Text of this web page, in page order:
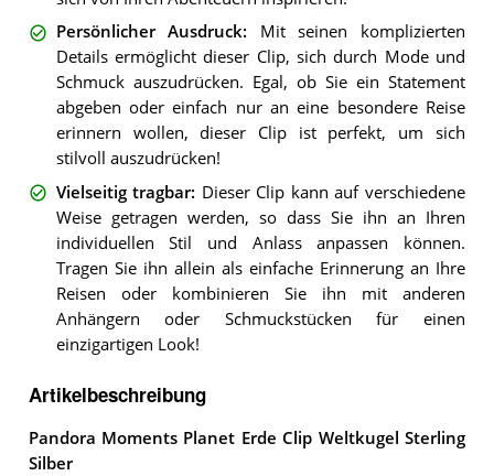
Persönlicher Ausdruck: Mit seinen komplizierten
Details ermöglicht dieser Clip, sich durch Mode und
Schmuck auszudrücken. Egal, ob Sie ein Statement
abgeben oder einfach nur an eine besondere Reise
erinnern wollen, dieser Clip ist perfekt, um sich
stilvoll auszudrücken!
Vielseitig tragbar: Dieser Clip kann auf verschiedene
Weise getragen werden, so dass Sie ihn an Ihren
individuellen Stil und Anlass anpassen können.
Tragen Sie ihn allein als einfache Erinnerung an Ihre
Reisen oder kombinieren Sie ihn mit anderen
Anhängern oder Schmuckstücken für einen
einzigartigen Look!
Artikelbeschreibung
Pandora Moments Planet Erde Clip Weltkugel Sterling
Silber